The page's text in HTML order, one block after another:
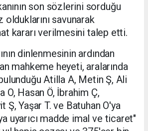
son sözlerini sorduğu
olduklarını savunarak
kararı verilmesini talep etti.
dinlenmesinin ardından
mahkeme heyeti, aralarında
Atilla A, Metin Ş, Ali
O, Hasan Ö, İbrahim Ç,
Ş, Yaşar T. ve Batuhan O'ya
uyarıcı madde imal ve ticaret"